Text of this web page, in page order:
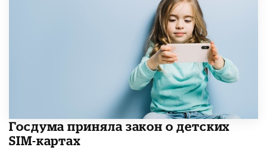
Госдума приняла закон о детских
SIM-картах